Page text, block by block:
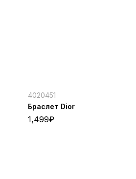
4020451
Браслет Dior
1,499₽